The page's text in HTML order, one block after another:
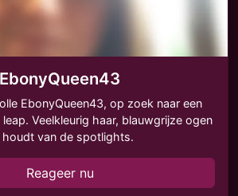
EbonyQueen43
EbonyQueen43, op zoek naar een
Veelkleurig haar, blauwgrijze ogen
houdt van de spotlights.
Reageer nu